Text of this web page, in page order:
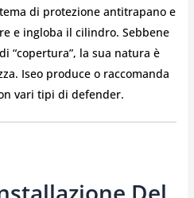
di protezione antitrapano e
e ingloba il cilindro. Sebbene
“copertura”, la sua natura è
Iseo produce o raccomanda
vari tipi di defender.